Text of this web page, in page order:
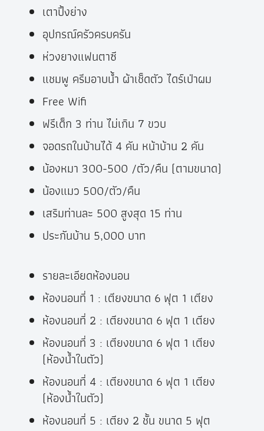
เตาปิ้งย่าง
อุปกรณ์ครัวครบครัน
ห่วงยางแฟนตาซี
แชมพู ครีมอาบน้ำ ผ้าเช็ดตัว ไดร์เป่าผม
Free Wifi
ฟรีเด็ก 3 ท่าน ไม่เกิน 7 ขวบ
จอดรถในบ้านได้ 4 คัน หน้าบ้าน 2 คัน
น้องหมา 300-500 /ตัว/คืน (ตามขนาด)
น้องแมว 500/ตัว/คืน
เสริมท่านละ​ 500​ สูงสุด​ 15 ท่าน​
ประกันบ้าน 5,000 บาท
รายละเอียดห้องนอน
ห้องนอนที่ 1 : เตียงขนาด 6 ฟุต 1 เตียง
ห้องนอนที่ 2 : เตียงขนาด 6 ฟุต 1 เตียง
ห้องนอนที่ 3 : เตียงขนาด 6 ฟุต 1 เตียง
(ห้องน้ำในตัว)
ห้องนอนที่ 4 : เตียงขนาด 6 ฟุต 1 เตียง
(ห้องน้ำในตัว)
ห้องนอนที่ 5 : เตียง 2 ชั้น ขนาด 5 ฟุต